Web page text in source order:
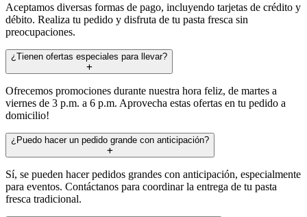
Aceptamos diversas formas de pago, incluyendo tarjetas de crédito y
débito. Realiza tu pedido y disfruta de tu pasta fresca sin
preocupaciones.
¿Tienen ofertas especiales para llevar?
Ofrecemos promociones durante nuestra hora feliz, de martes a
viernes de 3 p.m. a 6 p.m. Aprovecha estas ofertas en tu pedido a
domicilio!
¿Puedo hacer un pedido grande con anticipación?
Sí, se pueden hacer pedidos grandes con anticipación, especialmente
para eventos. Contáctanos para coordinar la entrega de tu pasta
fresca tradicional.